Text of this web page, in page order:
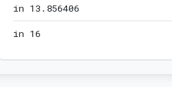
1 3 . 856406
16